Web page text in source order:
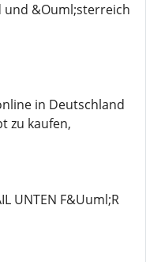
und &Ouml;sterreich
in Deutschland
zu kaufen,
UNTEN F&Uuml;R